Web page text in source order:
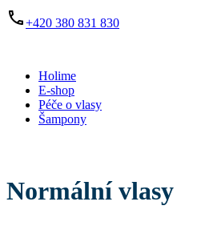
+420 380 831 830
Holime
E-shop
Péče o vlasy
Šampony
Normální vlasy